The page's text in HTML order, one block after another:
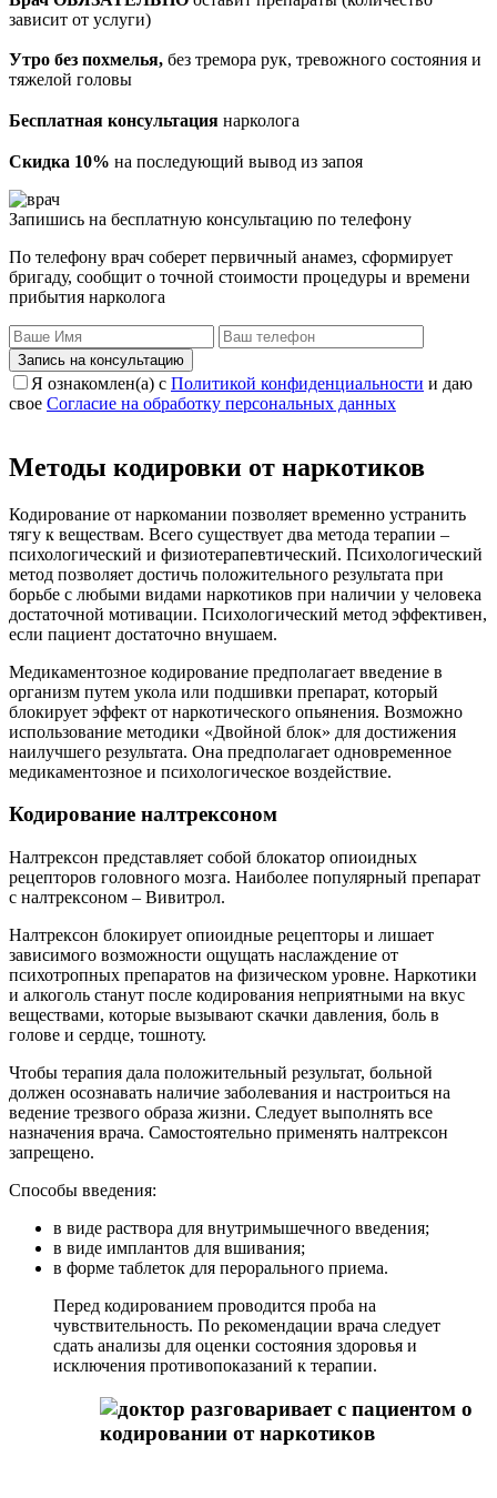
зависит от услуги)
Утро без похмелья, без тремора рук, тревожного состояния и
тяжелой головы
Бесплатная консультация нарколога
Скидка 10% на последующий вывод из запоя
Запишись на бесплатную консультацию по телефону
По телефону врач соберет первичный анамез, сформирует
бригаду, сообщит о точной стоимости процедуры и времени
прибытия нарколога
Запись на консультацию
Я ознакомлен(а) с Политикой конфиденциальности и даю
свое Согласие на обработку персональных данных
Методы кодировки от наркотиков
Кодирование от наркомании позволяет временно устранить
тягу к веществам. Всего существует два метода терапии –
психологический и физиотерапевтический. Психологический
метод позволяет достичь положительного результата при
борьбе с любыми видами наркотиков при наличии у человека
достаточной мотивации. Психологический метод эффективен,
если пациент достаточно внушаем.
Медикаментозное кодирование предполагает введение в
организм путем укола или подшивки препарат, который
блокирует эффект от наркотического опьянения. Возможно
использование методики «Двойной блок» для достижения
наилучшего результата. Она предполагает одновременное
медикаментозное и психологическое воздействие.
Кодирование налтрексоном
Налтрексон представляет собой блокатор опиоидных
рецепторов головного мозга. Наиболее популярный препарат
с налтрексоном – Вивитрол.
Налтрексон блокирует опиоидные рецепторы и лишает
зависимого возможности ощущать наслаждение от
психотропных препаратов на физическом уровне. Наркотики
и алкоголь станут после кодирования неприятными на вкус
веществами, которые вызывают скачки давления, боль в
голове и сердце, тошноту.
Чтобы терапия дала положительный результат, больной
должен осознавать наличие заболевания и настроиться на
ведение трезвого образа жизни. Следует выполнять все
назначения врача. Самостоятельно применять налтрексон
запрещено.
Способы введения:
в виде раствора для внутримышечного введения;
в виде имплантов для вшивания;
в форме таблеток для перорального приема.
Перед кодированием проводится проба на
чувствительность. По рекомендации врача следует
сдать анализы для оценки состояния здоровья и
исключения противопоказаний к терапии.